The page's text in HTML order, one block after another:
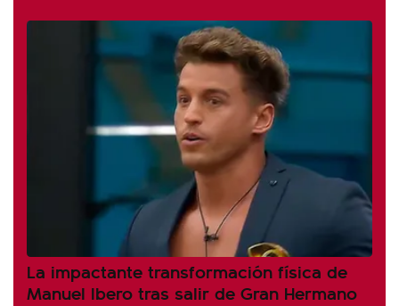
La impactante transformación física de
Manuel Ibero tras salir de Gran Hermano